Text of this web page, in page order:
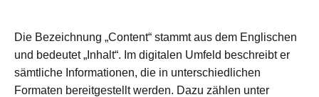
Die Bezeichnung „Content“ stammt aus dem Englischen
und bedeutet „Inhalt“. Im digitalen Umfeld beschreibt er
sämtliche Informationen, die in unterschiedlichen
Formaten bereitgestellt werden. Dazu zählen unter